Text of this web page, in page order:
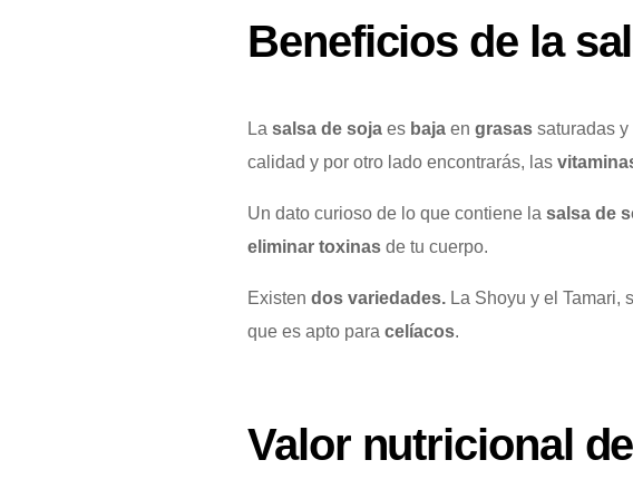
Beneficios de la
La salsa de soja es baja en grasas saturadas y
calidad y por otro lado encontrarás, las
Un dato curioso de lo que contiene la salsa de
eliminar toxinas de tu cuerpo.
Existen dos variedades. La Shoyu y el Tamari,
que es apto para celíacos.
Valor nutricional